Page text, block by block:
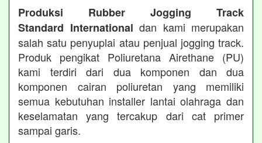
Produksi Rubber Jogging Track
Standard International dan kami merupakan
salah satu penyuplai atau penjual jogging track.
Produk pengikat Poliuretana Airethane (PU)
kami terdiri dari dua komponen dan dua
komponen cairan poliuretan yang memiliki
semua kebutuhan installer lantai olahraga dan
keselamatan yang tercakup dari cat primer
sampai garis.